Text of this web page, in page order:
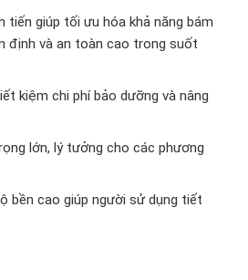
giúp tối ưu hóa khả năng bám
định và an toàn cao trong suốt
kiệm chi phí bảo dưỡng và nâng
lớn, lý tưởng cho các phương
bền cao giúp người sử dụng tiết